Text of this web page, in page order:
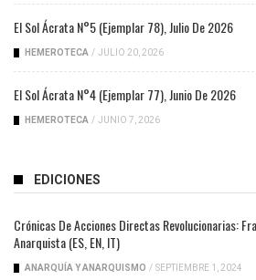
El Sol Ácrata N°5 (ejemplar 78), Julio De 2026
HEMEROTECA / JULIO 20, 2026
El Sol Ácrata N°4 (ejemplar 77), Junio De 2026
HEMEROTECA / JUNIO 7, 2026
EDICIONES
Crónicas De Acciones Directas Revolucionarias:
Anarquista (ES, EN, IT)
ANARQUÍA Y ANARQUISMO / SEPTIEMBRE 1, 2024